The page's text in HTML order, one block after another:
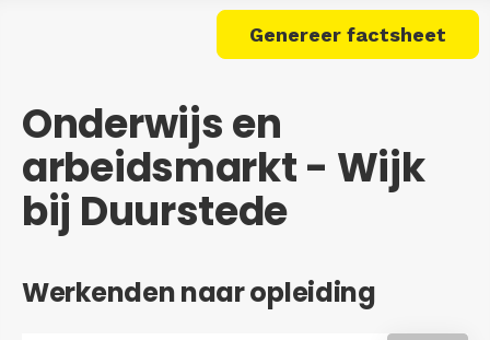
Genereer factsheet
Onderwijs en
arbeidsmarkt - Wijk
bij Duurstede
Werkenden naar opleiding